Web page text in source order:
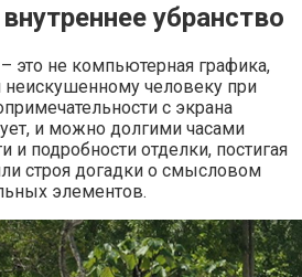
убранство
это не компьютерная графика,
неискушенному человеку при
с экрана
и можно долгими часами
и подробности отделки, постигая
строя догадки о смысловом
элементов.